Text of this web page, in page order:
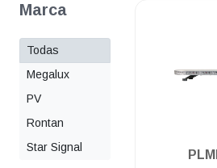
Marca
Todas
Megalux
PV
Rontan
Star Signal